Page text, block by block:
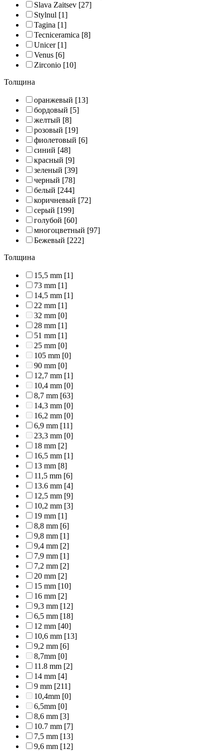
Slava Zaitsev [27]
Stylnul [1]
Tagina [1]
Tecniceramica [8]
Unicer[1]
Venus [6]
Zirconio [10]
Толщина
оранжевый [13]
бордовый [5]
желтый [8]
розовый [19]
фиолетовый [6]
синий [48]
красный [9]
зеленый [39]
черный [78]
белый [244]
коричневый [72]
серый [199]
голубой [60]
многоцветный [97]
Бежевый [222]
Толщина
15,5 mm [1]
73 mm [1]
14,5 mm [1]
22 mm [1]
32 mm [0]
28 mm [1]
51 mm [1]
25 mm [0]
105 mm [0]
90 mm [0]
12,7 mm [1]
10,4 mm [0]
8,7 mm [63]
14,3 mm [0]
16,2 mm [0]
6,9 mm [11]
23,3 mm [0]
18 mm [2]
16,5 mm [1]
13 mm [8]
11,5 mm [6]
13.6 mm [4]
12,5 mm [9]
10,2 mm [3]
19 mm [1]
8,8 mm [6]
9,8 mm [1]
9,4 mm [2]
7,9 mm [1]
7,2 mm [2]
20 mm [2]
15 mm [10]
16 mm [2]
9,3 mm [12]
6,5 mm [18]
12 mm [40]
10,6 mm [13]
9,2 mm [6]
8,7mm [0]
11.8 mm [2]
14 mm [4]
9 mm [211]
10,4mm [0]
6,5mm [0]
8,6 mm [3]
10.7 mm [7]
7,5 mm [13]
9,6 mm [12]